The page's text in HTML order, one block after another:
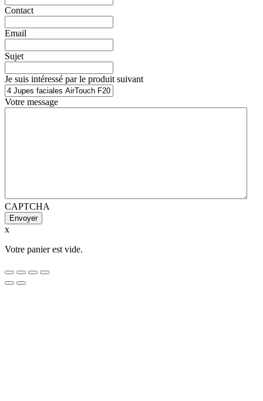
Contact
Email
Sujet
Je suis intéressé par le produit suivant
Votre message
CAPTCHA
x
Votre panier est vide.